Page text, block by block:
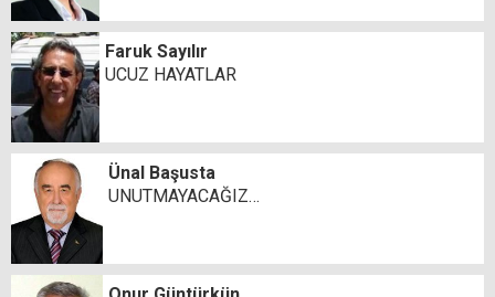
Faruk Sayılır
UCUZ HAYATLAR
Ünal Başusta
UNUTMAYACAĞIZ…